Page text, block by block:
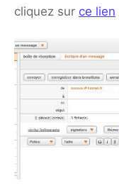
cliquez sur ce lien